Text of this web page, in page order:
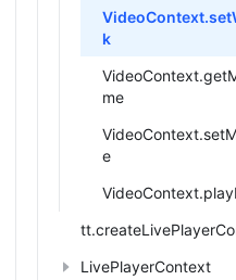
k
me
e
LivePlayerContext